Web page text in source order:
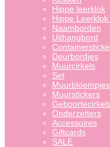
Hippe leerklok
Hippe
Naamborden
Uithangbord
Deurbordjes
Muurcirkels
Set
Muurbloempjes
Muurstickers
Onderzetters
Accessoires
Giftcards
SALE